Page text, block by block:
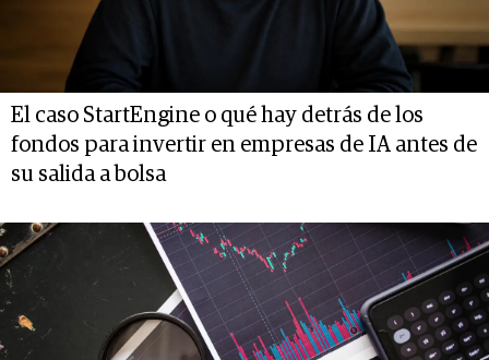
El caso StartEngine o qué hay detrás de los
fondos para invertir en empresas de IA antes de
su salida a bolsa